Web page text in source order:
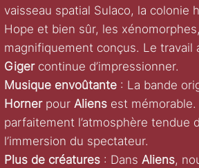
vaisseau spatial Sulaco, la colonie
Hope et bien sûr, les
magnifiquement conçus. Le travail
Gigercontinue d’impressionner.
Musique envoûtante: La bande
Hornerpour Aliensest mémorable.
parfaitement l’atmosphère tendue
l’immersion du spectateur.
Plus de créatures: Dans Aliens,